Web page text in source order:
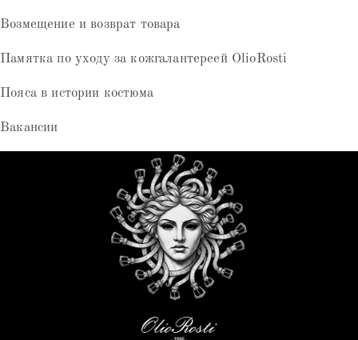
Возмещение и возврат товара
Памятка по уходу за кожгалантереей OlioRosti
Пояса в истории костюма
Вакансии